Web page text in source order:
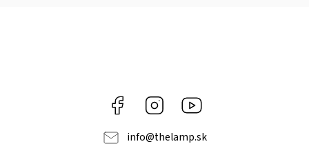
Facebook Instagram
info@thelamp.sk